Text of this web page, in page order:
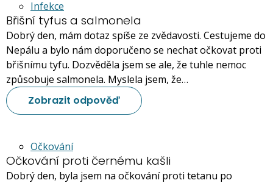
Infekce
Břišní tyfus a salmonela
Dobrý den, mám dotaz spíše ze zvědavosti. Cestujeme do
Nepálu a bylo nám doporučeno se nechat očkovat proti
břišnímu tyfu. Dozvěděla jsem se ale, že tuhle nemoc
způsobuje salmonela. Myslela jsem, že…
Zobrazit odpověď
Očkování
Očkování proti černému kašli
Dobrý den, byla jsem na očkování proti tetanu po